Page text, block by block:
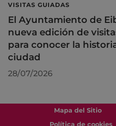
VISITAS GUIADAS
El Ayuntamiento de
nueva edición de
para conocer la
ciudad
28/07/2026
Mapa del Sitio
Política de cookies